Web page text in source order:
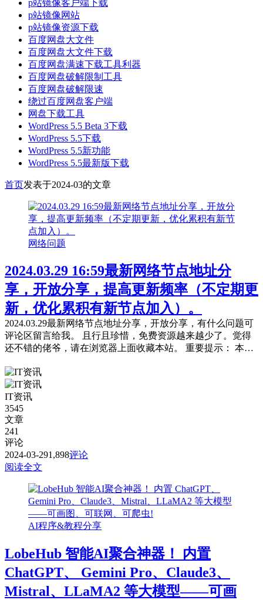
p站镜像客户端下载
p站镜像网站
p站镜像资源下载
百度网盘大文件
百度网盘大文件下载
百度网盘满速下载工具利器
百度网盘破解限制工具
百度网盘破解限速
绕过百度网盘客户端
网盘下载工具
WordPress 5.5 Beta 3下载
WordPress 5.5下载
WordPress 5.5新功能
WordPress 5.5最新版下载
首页发表于2024-03的文章
网络问题
2024.03.29 16:59最新网络节点地址分
享，开放分享，提高更新频率（不定期更
新，优化累积有新节点加入）。
2024.03.29最新网络节点地址分享，开放分享，有什么问题可
评论区留言给我。 且行且珍惜，免费资源越来越少了。觉得
还不错的佬爷，请在浏览器上面收藏本站。 重要提示： 本站
收费版的高速机场节点相提并论，不能奢望太多。 为防止失
联，请下载本站APP进行安装或是收藏本站及备用站点。 常
见问题，统一回复： 第一：注意你自己的网络环境（本地连
接当中的...
IT资讯
3545
文章
241
评论
2024-03-291,898评论
阅读全文
AI程序&教程分享
LobeHub 智能AI聚合神器！ 内置
ChatGPT、 Gemini Pro、Claude3、
Mistral、LLaMA2 等大模型——可画